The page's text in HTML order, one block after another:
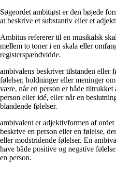
Søgeordet ambitiøst er den bøjede
at beskrive et substantiv eller et
Ambitus refererer til en musikalsk
mellem to toner i en skala eller
registerspændvidde.
ambivalens beskriver tilstanden eller
følelser, holdninger eller meninger
være, når en person er både tiltrukket
person eller idé, eller når en
blandende følelser.
ambivalent er adjektivformen af
beskrive en person eller en følelse,
eller modstridende følelser. En
have både positive og negative
en person.